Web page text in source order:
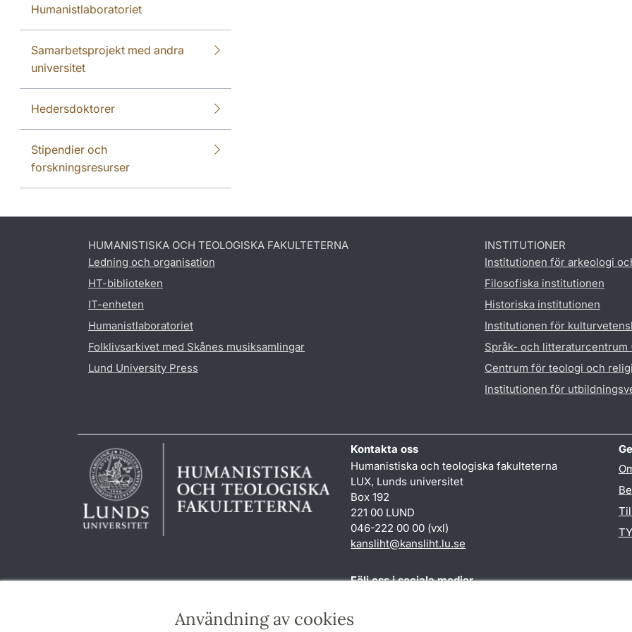
Användning av cookies
Humanistlaboratoriet
Samarbetsprojekt med andra
universitet
Hedersdoktorer
Stipendier och
forskningsresurser
HUMANISTISKA OCH TEOLOGISKA FAKULTETERNA
Ledning och organisation
HT-biblioteken
IT-enheten
Humanistlaboratoriet
Folklivsarkivet med Skånes musiksamlingar
Lund University Press
INSTITUTIONER
Institutionen för arkeologi
Filosofiska institutionen
Historiska institutionen
Institutionen för
Språk- och litteraturcentrum
Centrum för teologi och
Institutionen för
Kontakta oss
Humanistiska och teologiska fakulteterna
LUX, Lunds universitet
Box 192
221 00 LUND
046-222 00 00 (vxl)
kansliht@kansliht.lu.se
Följ oss i sociala medier